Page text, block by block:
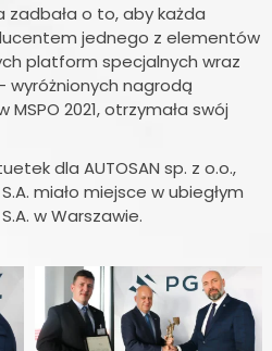
zadbała o to, aby każda
jednego z elementów
platform specjalnych wraz
wyróżnionych nagrodą
MSPO 2021, otrzymała swój
dla AUTOSAN sp. z o.o.,
miało miejsce w ubiegłym
w Warszawie.